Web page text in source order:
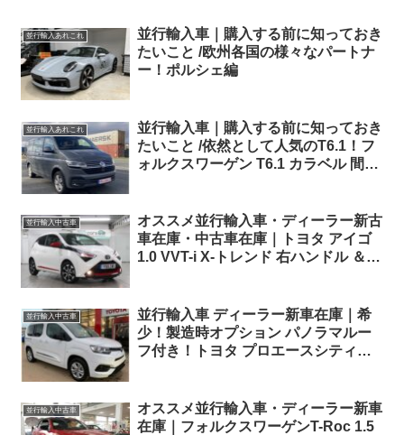
並行輸入あれこれ
並行輸入車｜購入する前に知っておき
たいこと /欧州各国の様々なパートナ
ー！ポルシェ編
並行輸入あれこれ
並行輸入車｜購入する前に知っておき
たいこと /依然として人気のT6.1！フ
ォルクスワーゲン T6.1 カラベル 間も
並行輸入中古車
オススメ並行輸入車・ディーラー新古
車在庫・中古車在庫｜トヨタ アイゴ
1.0 VVT-i X-トレンド 右ハンドル ＆ト
様）左ハンドル
並行輸入中古車
並行輸入車 ディーラー新車在庫｜希
少！製造時オプション パノラマルー
フ付き！トヨタ プロエースシティヴ
ドル
並行輸入中古車
オススメ並行輸入車・ディーラー新車
在庫｜フォルクスワーゲンT-Roc 1.5